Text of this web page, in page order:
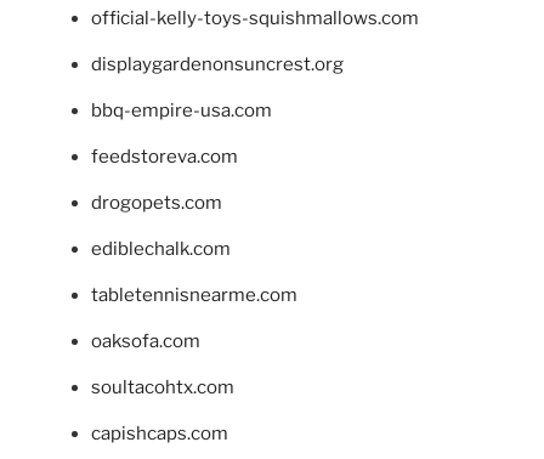
official-kelly-toys-squishmallows.com
displaygardenonsuncrest.org
bbq-empire-usa.com
feedstoreva.com
drogopets.com
ediblechalk.com
tabletennisnearme.com
oaksofa.com
soultacohtx.com
capishcaps.com